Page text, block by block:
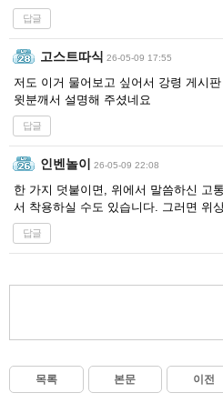
답글
고스트따식 26-05-09 17:55
저도 이거 물어보고 싶어서 강령 게시
윗분깨서 설명해 주셨네요
답글
인벤놀이 26-05-09 22:08
한 가지 덧붙이면, 위에서 말씀하신 고
서 착용하실 수도 있습니다. 그러면 위
답글
목록 본문 이전